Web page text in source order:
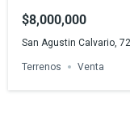
$8,000,000
San Agustin Calvario,
Terrenos Venta